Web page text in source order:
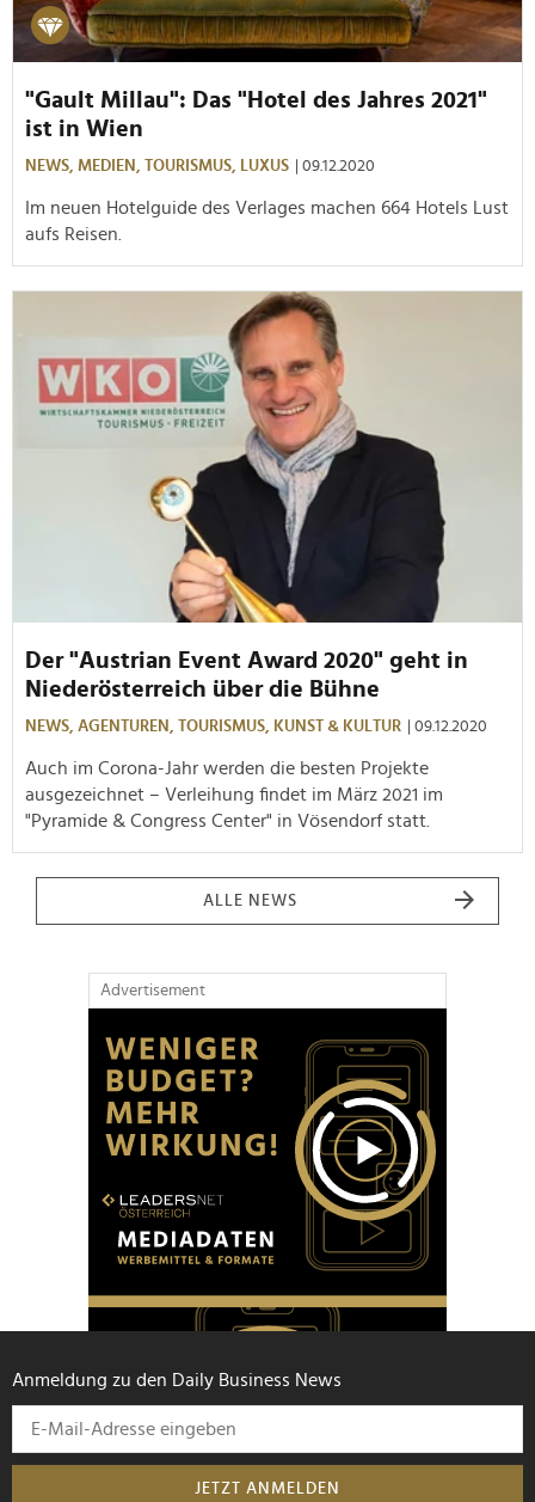
"Gault Millau": Das "Hotel des Jahres 2021"
ist in Wien
NEWS, MEDIEN, TOURISMUS, LUXUS | 09.12.2020
Im neuen Hotelguide des Verlages machen 664 Hotels Lust
aufs Reisen.
Der "Austrian Event Award 2020" geht in
Niederösterreich über die Bühne
NEWS, AGENTUREN, TOURISMUS, KUNST & KULTUR | 09.12.2020
Auch im Corona-Jahr werden die besten Projekte
ausgezeichnet – Verleihung findet im März 2021 im
"Pyramide & Congress Center" in Vösendorf statt.
ALLE NEWS
Advertisement
Anmeldung zu den Daily Business News
JETZT ANMELDEN